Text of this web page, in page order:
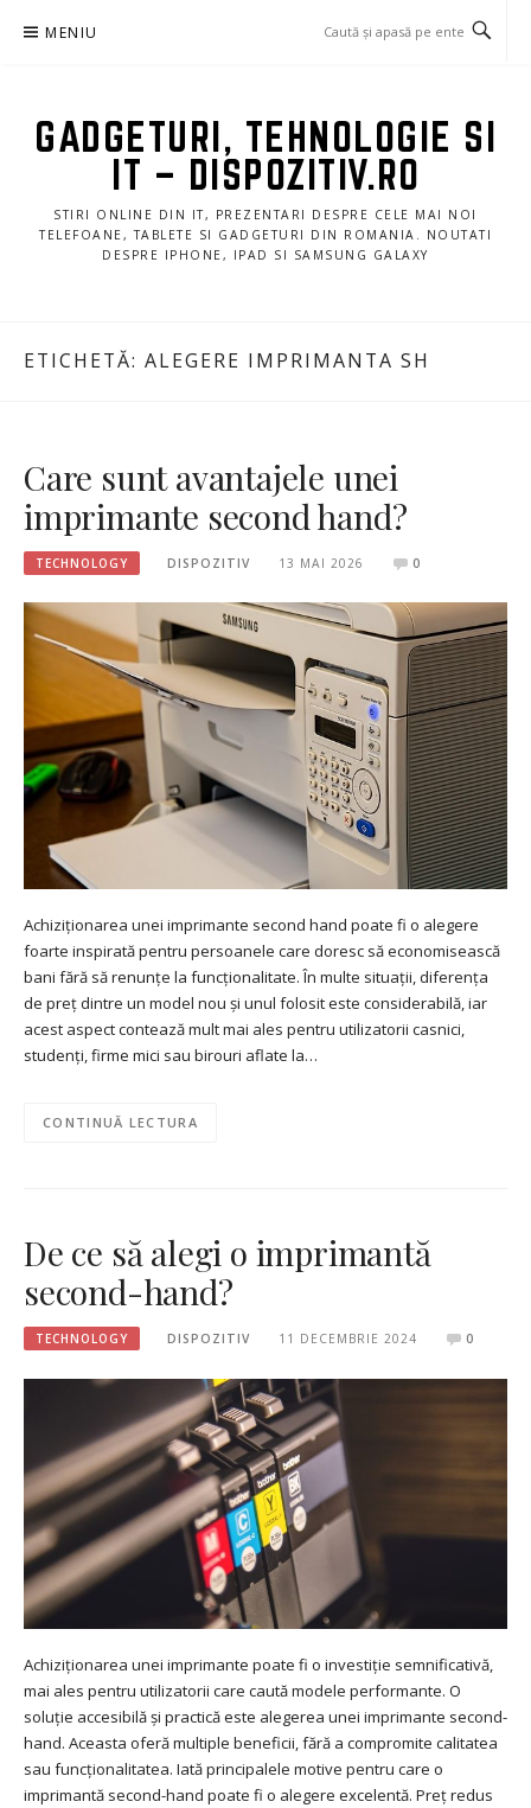
MENIU
GADGETURI, TEHNOLOGIE SI
IT – DISPOZITIV.RO
STIRI ONLINE DIN IT, PREZENTARI DESPRE CELE MAI NOI
TELEFOANE, TABLETE SI GADGETURI DIN ROMANIA. NOUTATI
DESPRE IPHONE, IPAD SI SAMSUNG GALAXY
ETICHETĂ: ALEGERE IMPRIMANTA SH
Care sunt avantajele unei
imprimante second hand?
TECHNOLOGY DISPOZITIV 13 MAI 2026 0
Achiziționarea unei imprimante second hand poate fi o alegere
foarte inspirată pentru persoanele care doresc să economisească
bani fără să renunțe la funcționalitate. În multe situații, diferența
de preț dintre un model nou și unul folosit este considerabilă, iar
acest aspect contează mult mai ales pentru utilizatorii casnici,
studenți, firme mici sau birouri aflate la…
CONTINUĂ LECTURA
De ce să alegi o imprimantă
second-hand?
TECHNOLOGY DISPOZITIV 11 DECEMBRIE 2024 0
Achiziționarea unei imprimante poate fi o investiție semnificativă,
mai ales pentru utilizatorii care caută modele performante. O
soluție accesibilă și practică este alegerea unei imprimante second-
hand. Aceasta oferă multiple beneficii, fără a compromite calitatea
sau funcționalitatea. Iată principalele motive pentru care o
imprimantă second-hand poate fi o alegere excelentă. Preț redus